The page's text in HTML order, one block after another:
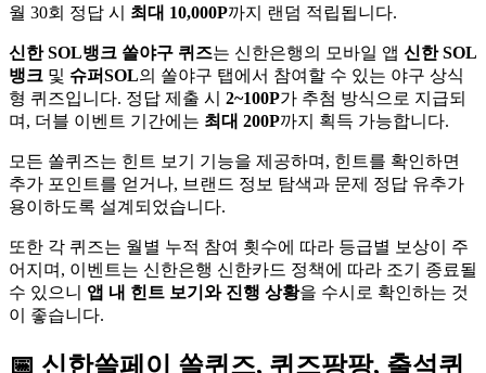
월 30회 정답 시 최대 10,000P까지 랜덤 적립됩니다.
신한 SOL뱅크 쏠야구 퀴즈는 신한은행의 모바일 앱 신한 SOL
뱅크 및 슈퍼SOL의 쏠야구 탭에서 참여할 수 있는 야구 상식
형 퀴즈입니다. 정답 제출 시 2~100P가 추첨 방식으로 지급되
며, 더블 이벤트 기간에는 최대 200P까지 획득 가능합니다.
모든 쏠퀴즈는 힌트 보기 기능을 제공하며, 힌트를 확인하면
추가 포인트를 얻거나, 브랜드 정보 탐색과 문제 정답 유추가
용이하도록 설계되었습니다.
또한 각 퀴즈는 월별 누적 참여 횟수에 따라 등급별 보상이 주
어지며, 이벤트는 신한은행 신한카드 정책에 따라 조기 종료될
수 있으니 앱 내 힌트 보기와 진행 상황을 수시로 확인하는 것
이 좋습니다.
📅 신한쏠페이 쏠퀴즈, 퀴즈팡팡, 출석퀴